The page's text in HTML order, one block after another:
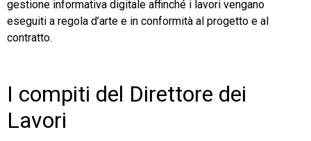
gestione informativa digitale affinché i lavori vengano
eseguiti a regola d’arte e in conformità al progetto e al
contratto.
I compiti del Direttore dei
Lavori